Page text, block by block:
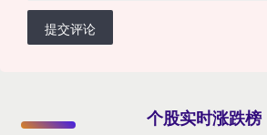
提交评论
个股实时涨跌榜